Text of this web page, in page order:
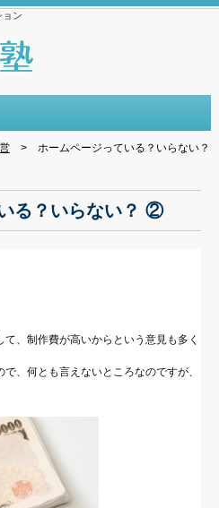
ョン
> ホームページっている？いらない？
る？いらない？ ②
、制作費が高いからという意見も多く
、何とも言えないところなのですが、